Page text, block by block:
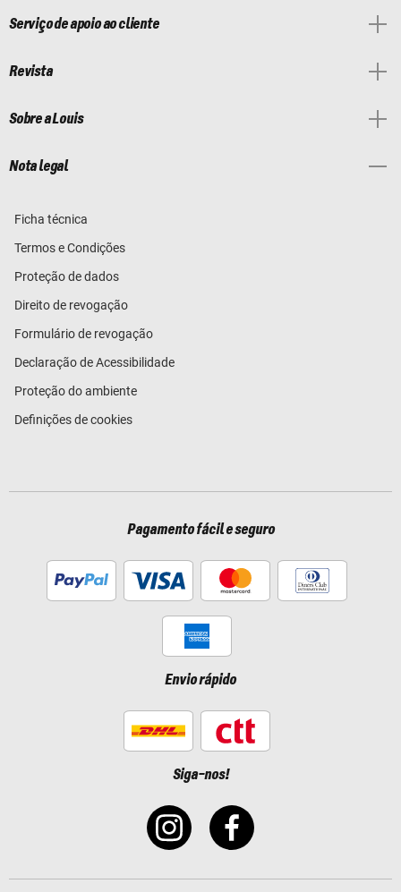
Serviço de apoio ao cliente
Revista
Sobre a Louis
Nota legal
Ficha técnica
Termos e Condições
Proteção de dados
Direito de revogação
Formulário de revogação
Declaração de Acessibilidade
Proteção do ambiente
Definições de cookies
Pagamento fácil e seguro
Envio rápido
Siga-nos!